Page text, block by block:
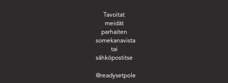
Tavoitat
meidät
parhaiten
somekanavista
tai
sähköpostitse
@readysetpole